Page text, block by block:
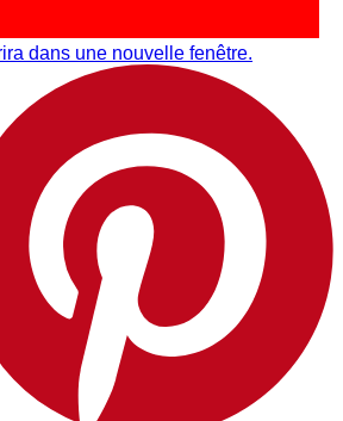
dans une nouvelle fenêtre.